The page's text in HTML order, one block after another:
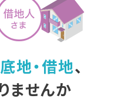
底地・借地、
ませんか